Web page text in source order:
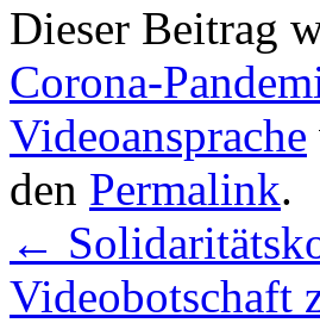
Dieser Beitrag
Corona-
Videoansprache
den Permalink.
←
Videobotschaft